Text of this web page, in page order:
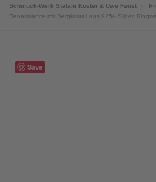
PRESSE SHOP
Schmuck-Werk Stefani Köster & Uwe Faust
Renaissance mit Bergkristall aus 925/- Silber,
Save